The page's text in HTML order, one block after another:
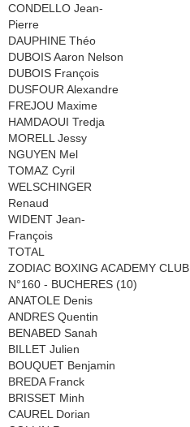
CONDELLO Jean-
Pierre
DAUPHINE Théo
DUBOIS Aaron Nelson
DUBOIS François
DUSFOUR Alexandre
FREJOU Maxime
HAMDAOUI Tredja
MORELL Jessy
NGUYEN Mel
TOMAZ Cyril
WELSCHINGER
Renaud
WIDENT Jean-
François
TOTAL
ZODIAC BOXING ACADEMY CLUB
N°160 - BUCHERES (10)
ANATOLE Denis
ANDRES Quentin
BENABED Sanah
BILLET Julien
BOUQUET Benjamin
BREDA Franck
BRISSET Minh
CAUREL Dorian